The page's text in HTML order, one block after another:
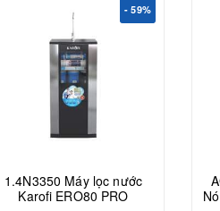
- 59%
1.4N3350 Máy lọc nước
Karofi ERO80 PRO